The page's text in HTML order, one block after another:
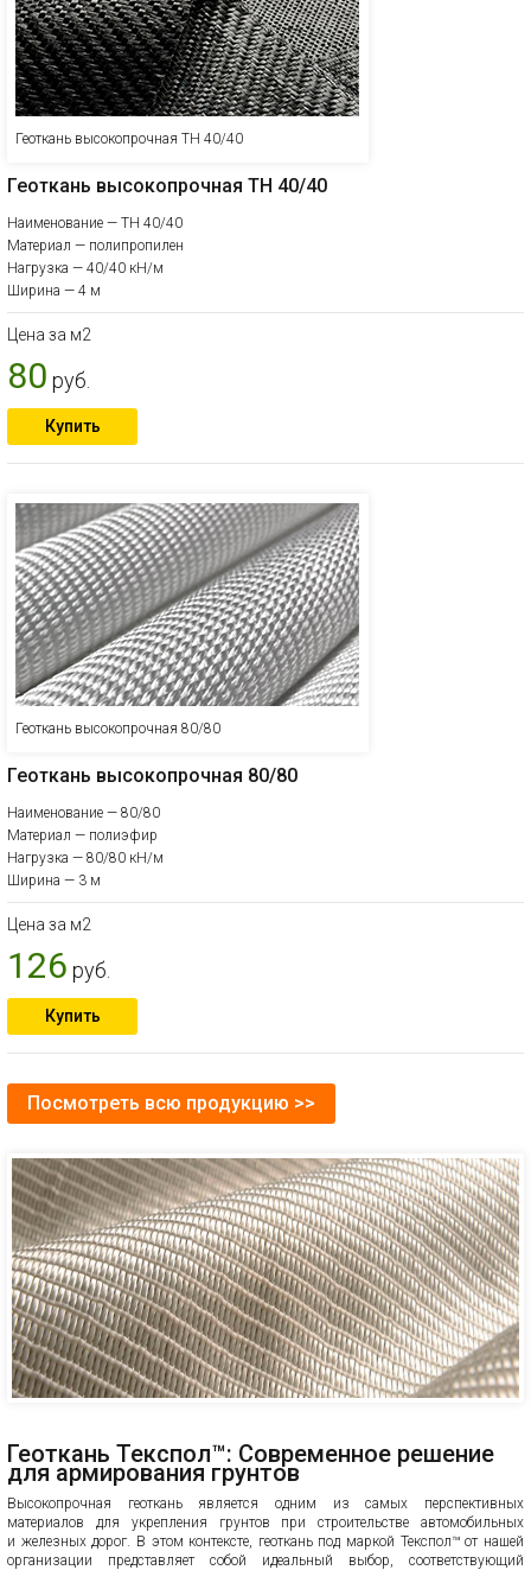
Геоткань высокопрочная ТН 40/40
Геоткань высокопрочная ТН 40/40
Наименование — ТН 40/40
Материал — полипропилен
Нагрузка — 40/40 кН/м
Ширина — 4 м
Цена за м2
80 руб.
Купить
Геоткань высокопрочная 80/80
Геоткань высокопрочная 80/80
Наименование — 80/80
Материал — полиэфир
Нагрузка — 80/80 кН/м
Ширина — 3 м
Цена за м2
126 руб.
Купить
Посмотреть всю продукцию >>
Геоткань Текспол™: Современное решение
для армирования грунтов
Высокопрочная геоткань является одним из самых перспективных
материалов для укрепления грунтов при строительстве автомобильных
и железных дорог. В этом контексте, геоткань под маркой Текспол™ от нашей
организации представляет собой идеальный выбор, соответствующий